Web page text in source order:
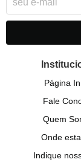
Página
Fale
Quem
Onde
Indique